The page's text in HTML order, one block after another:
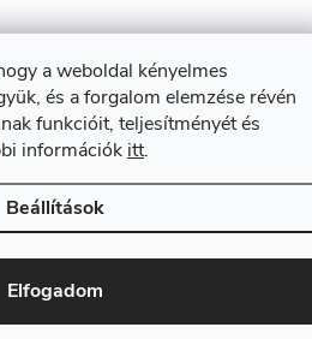
a weboldal kényelmes
és a forgalom elemzése révén
funkcióit, teljesítményét és
információk itt.
Beállítások
Elfogadom